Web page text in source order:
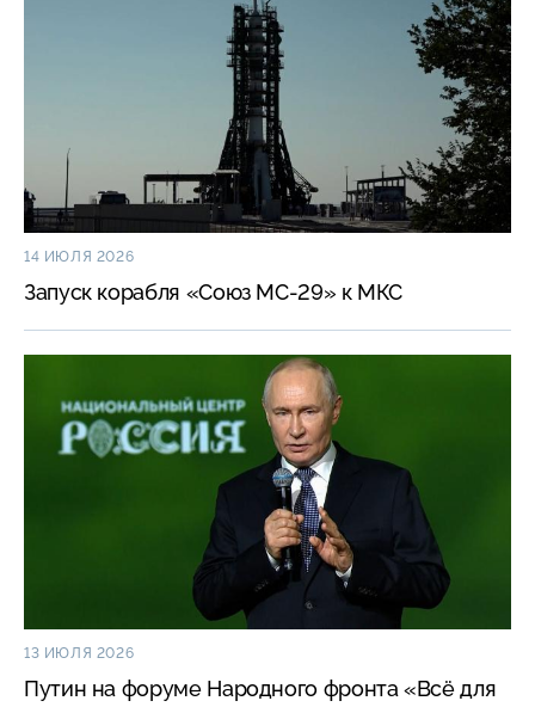
14 ИЮЛЯ 2026
Запуск корабля «Союз МС-29» к МКС
13 ИЮЛЯ 2026
Путин на форуме Народного фронта «Всё для